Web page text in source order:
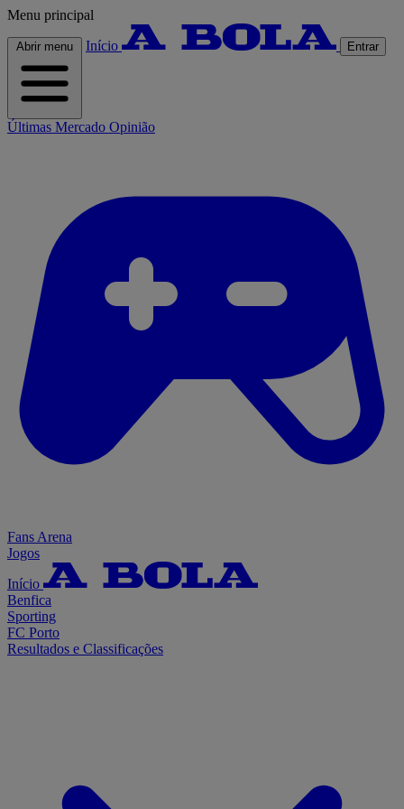
Menu principal
Abrir menu Início Entrar
Últimas Mercado Opinião
Fans Arena
Jogos
Início
Benfica
Sporting
FC Porto
Resultados e Classificações